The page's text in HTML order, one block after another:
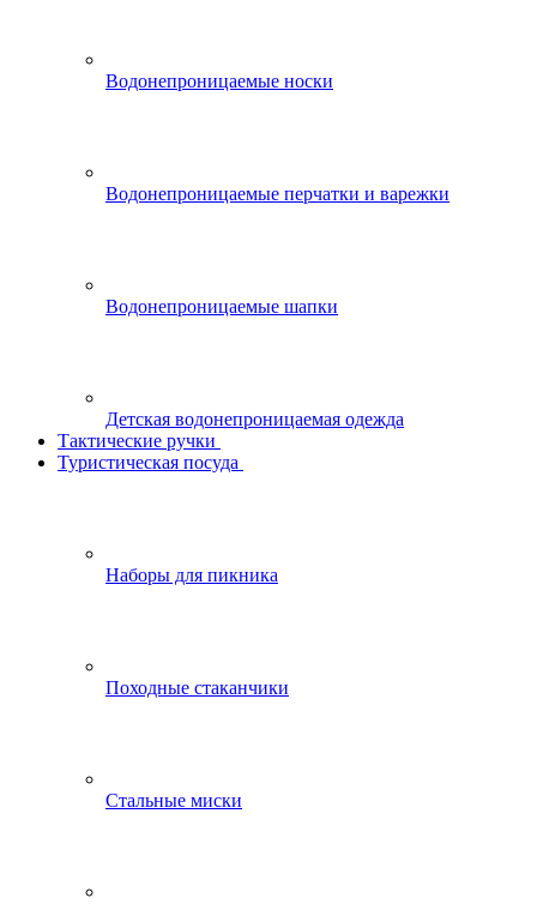
Водонепроницаемые носки
Водонепроницаемые перчатки и варежки
Водонепроницаемые шапки
Детская водонепроницаемая одежда
Тактические ручки
Туристическая посуда
Наборы для пикника
Походные стаканчики
Стальные миски